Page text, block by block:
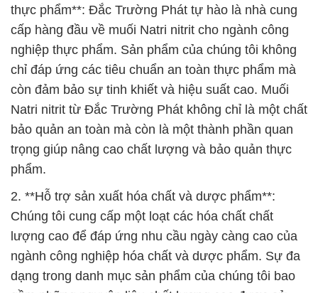
thực phẩm**: Đắc Trường Phát tự hào là nhà cung
cấp hàng đầu về muối Natri nitrit cho ngành công
nghiệp thực phẩm. Sản phẩm của chúng tôi không
chỉ đáp ứng các tiêu chuẩn an toàn thực phẩm mà
còn đảm bảo sự tinh khiết và hiệu suất cao. Muối
Natri nitrit từ Đắc Trường Phát không chỉ là một chất
bảo quản an toàn mà còn là một thành phần quan
trọng giúp nâng cao chất lượng và bảo quản thực
phẩm.
2. **Hỗ trợ sản xuất hóa chất và dược phẩm**:
Chúng tôi cung cấp một loạt các hóa chất chất
lượng cao để đáp ứng nhu cầu ngày càng cao của
ngành công nghiệp hóa chất và dược phẩm. Sự đa
dạng trong danh mục sản phẩm của chúng tôi bao